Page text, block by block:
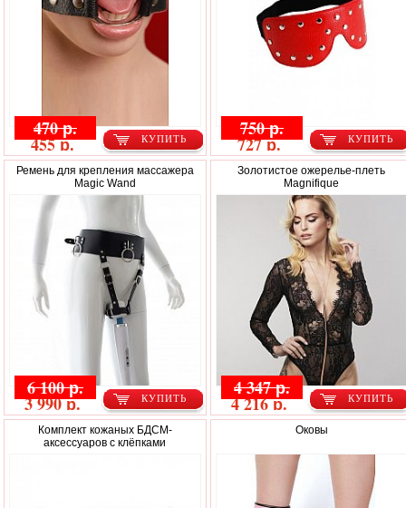
КУПИТЬ
470 р.
455 р. КУПИТЬ
750 р.
727 р.
Ремень для крепления массажера
Magic Wand
КУПИТЬ
6 100 р.
3 990 р.
Золотистое ожерелье-плеть
Magnifique
КУПИТЬ
4 347 р.
4 216 р.
Комплект кожаных БДСМ-
аксессуаров с клёпками
Оковы